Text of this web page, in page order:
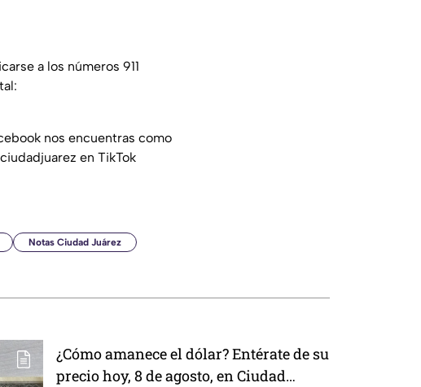
a los números 911
nos encuentras como
en TikTok
Notas Ciudad Juárez
¿Cómo amanece el dólar? Entérate de su
precio hoy, 8 de agosto, en Ciudad